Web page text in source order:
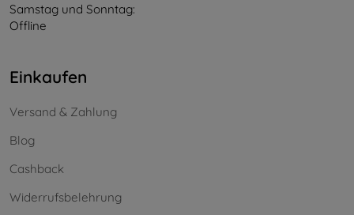
Samstag und Sonntag:
Offline
Einkaufen
Versand & Zahlung
Blog
Cashback
Widerrufsbelehrung